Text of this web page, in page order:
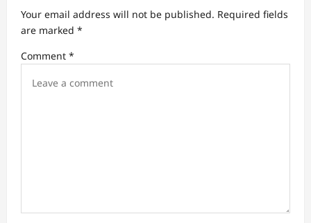
a
t
i
Your email address will not be published. Required fields
are marked *
Comment *